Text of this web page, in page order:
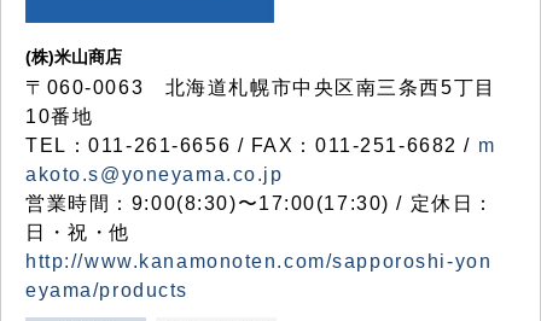
(株)米山商店
〒060-0063 北海道札幌市中央区南三条西5丁目
10番地
TEL：011-261-6656 / FAX：011-251-6682 / m
akoto.s@yoneyama.co.jp
営業時間：9:00(8:30)〜17:00(17:30) / 定休日：
日・祝・他
http://www.kanamonoten.com/sapporoshi-yon
eyama/products